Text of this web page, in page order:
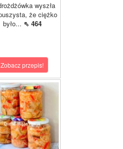
wyszła
że ciężko
było... ⇖ 464
Zobacz przepis!